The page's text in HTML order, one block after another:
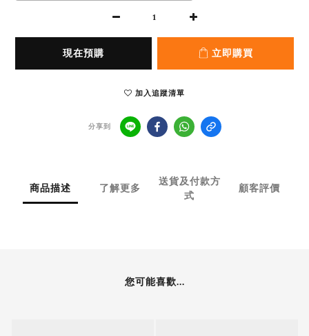
現在預購 立即購買
加入追蹤清單
分享到
商品描述 了解更多
送貨及付款方
式
顧客評價
您可能喜歡...